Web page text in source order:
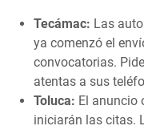
Tecámac: Las
ya comenzó el
convocatorias.
atentas a sus
Toluca: El anuncio
iniciarán las citas.